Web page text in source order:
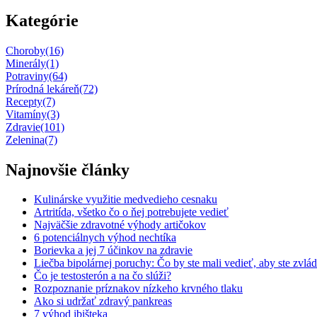
Kategórie
Choroby(16)
Minerály(1)
Potraviny(64)
Prírodná lekáreň(72)
Recepty(7)
Vitamíny(3)
Zdravie(101)
Zelenina(7)
Najnovšie články
Kulinárske využitie medvedieho cesnaku
Artritída, všetko čo o ňej potrebujete vedieť
Najväčšie zdravotné výhody artičokov
6 potenciálnych výhod nechtíka
Borievka a jej 7 účinkov na zdravie
Liečba bipolárnej poruchy: Čo by ste mali vedieť, aby ste
Čo je testosterón a na čo slúži?
Rozpoznanie príznakov nízkeho krvného tlaku
Ako si udržať zdravý pankreas
7 výhod ibišteka